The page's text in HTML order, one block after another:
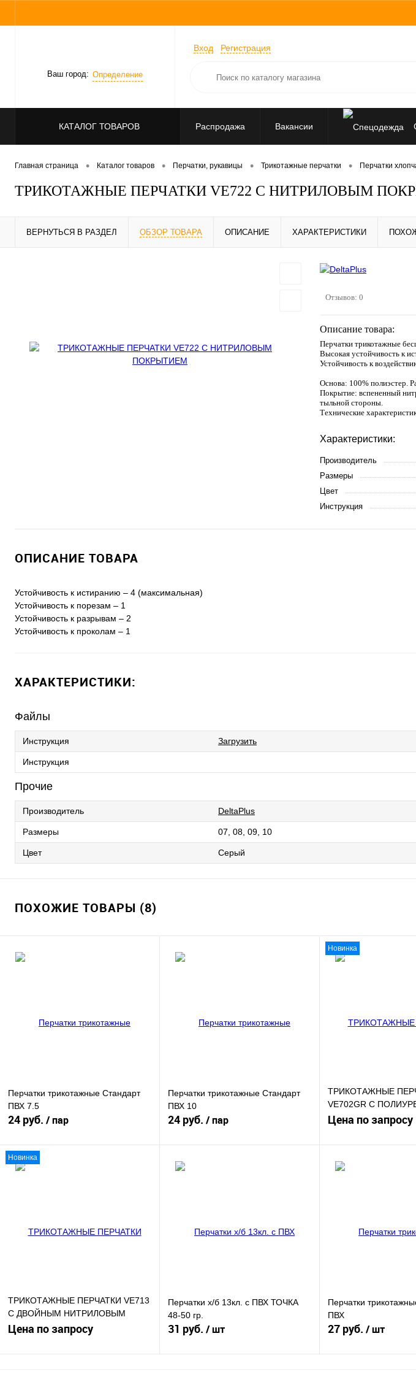
Ваш город: Определение
Вход Регистрация
КАТАЛОГ ТОВАРОВ Распродажа Вакансии
Перчатки, рукавицы
Главная страница • Каталог товаров • Перчатки, рукавицы • Трикотажные перчатки • Перчатки
ТРИКОТАЖНЫЕ ПЕРЧАТКИ VE722 С НИТРИЛОВЫМ
ВЕРНУТЬСЯ В РАЗДЕЛ ОБЗОР ТОВАРА ОПИСАНИЕ ХАРАКТЕРИСТИКИ
Отзывов: 0
Описание товара:
Перчатки трикотажные
Высокая устойчивость к
Устойчивость к
Основа: 100% полиэстер.
Покрытие: вспененный
тыльной стороны.
Технические
Характеристики:
Производитель
Размеры
Цвет
Инструкция
ОПИСАНИЕ ТОВАРА
Устойчивость к истиранию – 4 (максимальная)
Устойчивость к порезам – 1
Устойчивость к разрывам – 2
Устойчивость к проколам – 1
ХАРАКТЕРИСТИКИ:
Файлы
Инструкция Загрузить
Инструкция
Прочие
Производитель DeltaPlus
Размеры 07, 08, 09, 10
Цвет Серый
ПОХОЖИЕ ТОВАРЫ (8)
Перчатки трикотажные Стандарт
ПВХ 7.5
24 руб. / пар
наличии
Перчатки трикотажные Стандарт
ПВХ 10
24 руб. / пар
наличии
Новинка
ТРИКОТАЖНЫЕ
VE702GR С
ПОКРЫТИЕМ
Цена по запросу
Новинка
ТРИКОТАЖНЫЕ ПЕРЧАТКИ VE713
С ДВОЙНЫМ НИТРИЛОВЫМ
ПОКРЫТИЕМ
Цена по запросу
Перчатки х/б 13кл. с ПВХ ТОЧКА
48-50 гр.
31 руб. / шт
Перчатки
ПВХ
27 руб. / шт